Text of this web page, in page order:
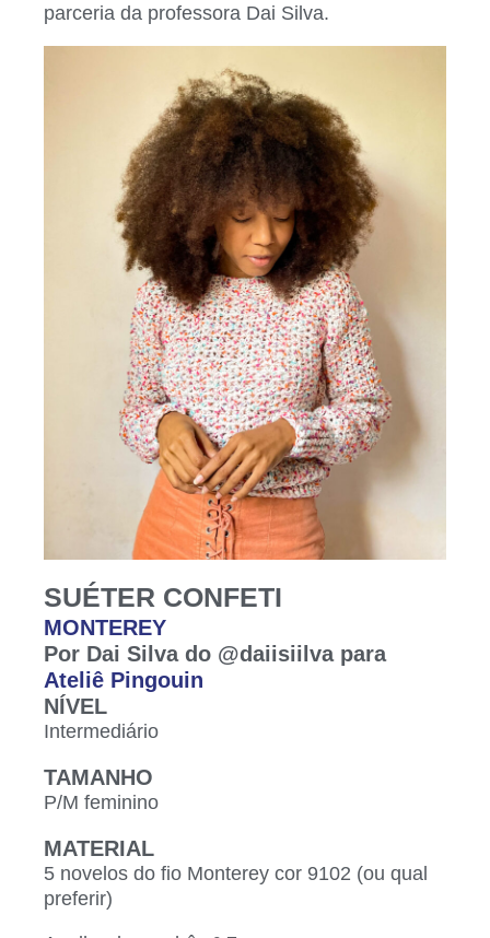
parceria da professora Dai Silva.
SUÉTER CONFETI
MONTEREY
Por Dai Silva do @daiisiilva para
Ateliê Pingouin
NÍVEL
Intermediário
TAMANHO
P/M feminino
MATERIAL
5 novelos do fio Monterey cor 9102 (ou qual
preferir)